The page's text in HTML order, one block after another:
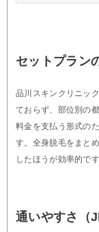
セットプラン
品川スキンクリニッ
ておらず、部位別の
料金を支払う形式の
す。全身脱毛をまと
したほうが効率的です
通いやすさ（